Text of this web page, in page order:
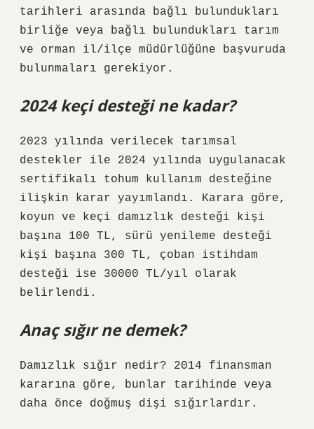
tarihleri ​​arasında bağlı bulundukları
birliğe veya bağlı bulundukları tarım
ve orman il/ilçe müdürlüğüne başvuruda
bulunmaları gerekiyor.
2024 keçi desteği ne kadar?
2023 yılında verilecek tarımsal
destekler ile 2024 yılında uygulanacak
sertifikalı tohum kullanım desteğine
ilişkin karar yayımlandı. Karara göre,
koyun ve keçi damızlık desteği kişi
başına 100 TL, sürü yenileme desteği
kişi başına 300 TL, çoban istihdam
desteği ise 30000 TL/yıl olarak
belirlendi.
Anaç sığır ne demek?
Damızlık sığır nedir? 2014 finansman
kararına göre, bunlar tarihinde veya
daha önce doğmuş dişi sığırlardır.